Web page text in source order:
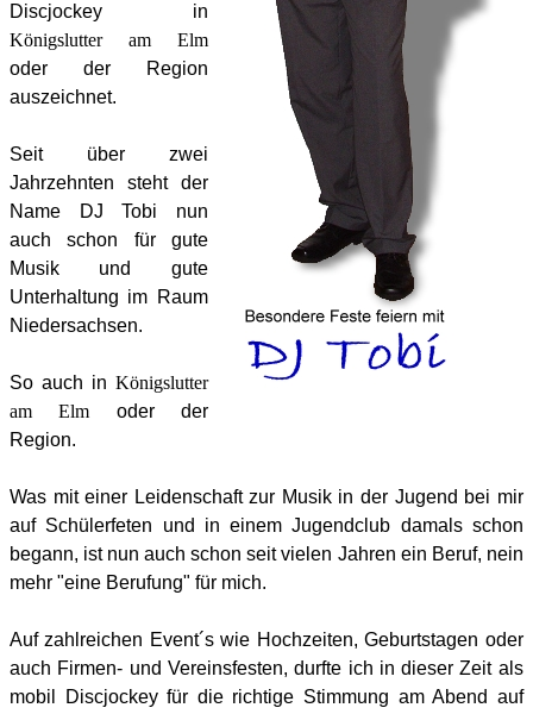
Discjockey
in
Königslutter am Elm
oder der Region
auszeichnet.
Seit über zwei
Jahrzehnten steht der
Name DJ Tobi nun
auch schon für gute
Musik und gute
Unterhaltung im Raum
Niedersachsen.
So auch in Königslutter
am Elm
oder der
Region.
Was mit einer Leidenschaft zur Musik in der Jugend bei mir
auf Schülerfeten und in einem Jugendclub damals schon
begann, ist nun auch schon seit vielen Jahren ein Beruf, nein
mehr "eine Berufung" für mich.
Auf zahlreichen Event´s wie Hochzeiten, Geburtstagen oder
auch Firmen- und Vereinsfesten, durfte ich in dieser Zeit als
mobil Discjockey für die richtige Stimmung am Abend auf